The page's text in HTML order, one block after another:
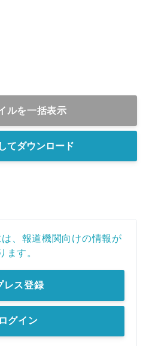
ルを一括表示
てダウンロード
、報道機関向けの情報が
ます。
レス登録
ログイン